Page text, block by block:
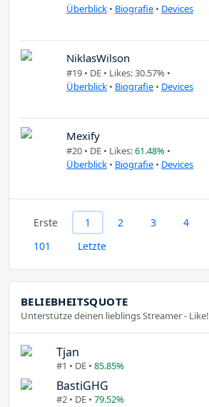
Überblick • Biografie • Devices
NiklasWilson
#19 • DE • Likes: 30.57% •
Überblick • Biografie • Devices
Mexify
#20 • DE • Likes:61.48% •
Überblick • Biografie • Devices
Erste 1 2 3 4
101
Letzte
BELIEBHEITSQUOTE
Unterstütze deinen lieblings Streamer - Like!
Tjan
#1 • DE • 85.85%
BastiGHG
#2 • DE • 79.52%